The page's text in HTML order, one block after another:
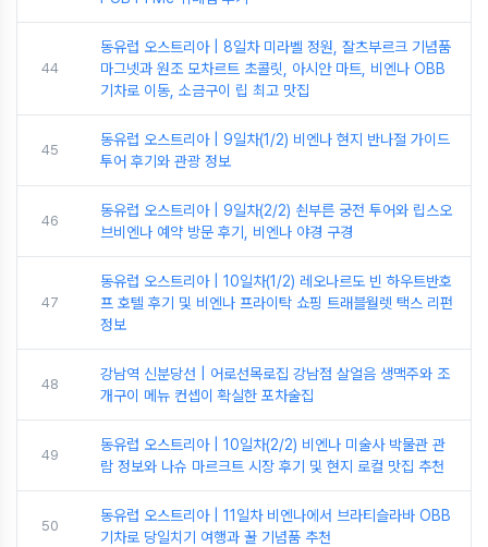
44
동유럽 오스트리아 | 8일차 미라벨 정원, 잘츠부르크 기념품
마그넷과 원조 모차르트 초콜릿, 아시안 마트, 비엔나 OBB
기차로 이동, 소금구이 립 최고 맛집
45
동유럽 오스트리아 | 9일차(1/2) 비엔나 현지 반나절 가이드
투어 후기와 관광 정보
46
동유럽 오스트리아 | 9일차(2/2) 쇤부른 궁전 투어와 립스오
브비엔나 예약 방문 후기, 비엔나 야경 구경
47
동유럽 오스트리아 | 10일차(1/2) 레오나르도 빈 하우트반호
프 호텔 후기 및 비엔나 프라이탁 쇼핑 트래블월렛 택스 리펀
정보
48
강남역 신분당선 | 어로선목로집 강남점 살얼음 생맥주와 조
개구이 메뉴 컨셉이 확실한 포차술집
49
동유럽 오스트리아 | 10일차(2/2) 비엔나 미술사 박물관 관
람 정보와 나슈 마르크트 시장 후기 및 현지 로컬 맛집 추천
50
동유럽 오스트리아 | 11일차 비엔나에서 브라티슬라바 OBB
기차로 당일치기 여행과 꿀 기념품 추천